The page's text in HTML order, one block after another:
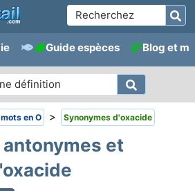
Guide espèces Blog et
en O > Synonymes d'oxacide
et